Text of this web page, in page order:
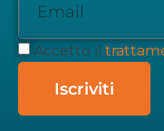
Accetto il
Iscriviti